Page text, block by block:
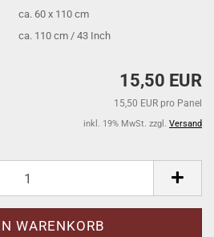
ca. 60 x 110 cm
ca. 110 cm / 43 Inch
15,50 EUR
15,50 EUR pro Panel
inkl. 19% MwSt. zzgl. Versand